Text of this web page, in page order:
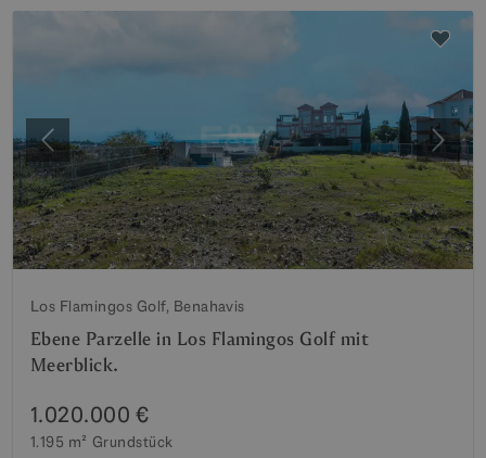
Vorherige
Los Flamingos Golf, Benahavis
Ebene Parzelle in Los Flamingos Golf mit
Meerblick.
1.020.000 €
1.195 m² Grundstück